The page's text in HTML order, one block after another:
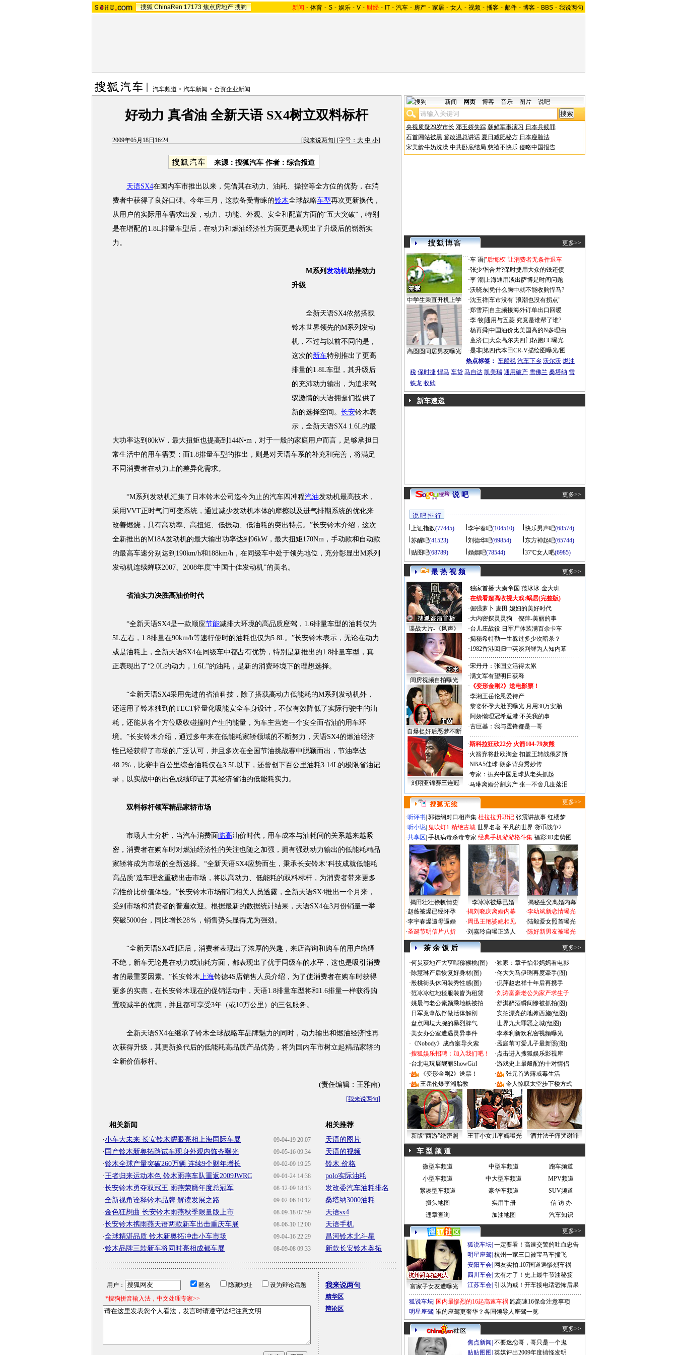
搜狐 ChinaRen 17173 焦点房地产 搜狗 新闻 - 体育 - S - 娱乐 - V - 财经 - IT - 汽车 - 房产 - 家居 - 女人 - 视频 - 播客 - 邮件 - 博客 - BBS - 我说两句
汽车频道 > 汽车新闻 > 合资企业新闻
好动力 真省油 全新天语 SX4树立双料标杆
2009年05月18日16:24 [我来说两句] [字号： 大 中 小]
来源： 搜狐汽车 作者：综合报道
天语SX4在国内车市推出以来，凭借其在动力、油耗、操控等全方位的优势，在消
费者中获得了良好口碑。今年三月，这款备受青睐的铃木全球战略车型再次更新换代，
从用户的实际用车需求出发，动力、功能、外观、安全和配置方面的“五大突破”，特别
是在增配的1.8L排量车型后，在动力和燃油经济性方面更是表现出了升级后的崭新实
力。
M系列 发动机助推动力
升级
全新天语SX4依然搭载
铃木世界领先的M系列发动
机，不过与以前不同的是，
这次的新车特别推出了更高
排量的1.8L车型，其升级后
的充沛动力输出，为追求驾
驭激情的天语拥趸们提供了
新的选择空间。 长安铃木表
示，全新天语SX4 1.6L的最
大功率达到80kW，最大扭矩也提高到144N•m，对于一般的家庭用户而言，足够承担日
常生活中的用车需要；而1.8排量车型的推出，则是对天语车系的补充和完善，将满足
不同消费者在动力上的差异化需求。
“M系列发动机汇集了日本铃木公司迄今为止的汽车四冲程汽油发动机最高技术，
采用VVT正时气门可变系统，通过减少发动机本体的摩擦以及进气排期系统的优化来
改善燃烧，具有高功率、高扭矩、低振动、低油耗的突出特点。”长安铃木介绍，这次
全新推出的M18A发动机的最大输出功率达到96kW，最大扭矩170Nm，手动款和自动款
的最高车速分别达到190km/h和188km/h，在同级车中处于领先地位，充分彰显出M系列
发动机连续蝉联2007、2008年度“中国十佳发动机”的美名。
省油实力决胜高油价时代
“全新天语SX4是一款顺应节能减排大环境的高品质座驾，1.6排量车型的油耗仅为
5L左右，1.8排量在90km/h等速行使时的油耗也仅为5.8L。”长安铃木表示，无论在动力
或是油耗上，全新天语SX4在同级车中都占有优势，特别是新推出的1.8排量车型，真
正表现出了“2.0L的动力，1.6L”的油耗，是新的消费环境下的理想选择。
“全新天语SX4采用先进的省油科技，除了搭载高动力低能耗的M系列发动机外，
还运用了铃木独到的TECT轻量化吸能安全车身设计，不仅有效降低了实际行驶中的油
耗，还能从各个方位吸收碰撞时产生的能量，为车主营造一个安全而省油的用车环
境。”长安铃木介绍，通过多年来在低能耗家轿领域的不断努力，天语SX4的燃油经济
性已经获得了市场的广泛认可，并且多次在全国节油挑战赛中脱颖而出，节油率达
48.2%，比赛中百公里综合油耗仅在3.5L以下，还曾创下百公里油耗3.14L的极限省油记
录，以实战中的出色成绩印证了其经济省油的低能耗实力。
双料标杆领军精品家轿市场
市场人士分析，当汽车消费面临高油价时代，用车成本与油耗间的关系越来越紧
密，消费者在购车时对燃油经济性的关注也随之加强，拥有强劲动力输出的低能耗精品
家轿将成为市场的全新选择。“全新天语SX4应势而生，秉承长安铃木‘科技成就低能耗
高品质’造车理念重磅出击市场，将以高动力、低能耗的双料标杆，为消费者带来更多
高性价比价值体验。”长安铃木市场部门相关人员透露，全新天语SX4推出一个月来，
受到市场和消费者的普遍欢迎。根据最新的数据统计结果，天语SX4在3月份销量一举
突破5000台，同比增长28％，销售势头显得尤为强劲。
“全新天语SX4到店后，消费者表现出了浓厚的兴趣，来店咨询和购车的用户络绎
不绝，新车无论是在动力或油耗方面，都表现出了优于同级车的水平，这也是吸引消费
者的最重要因素。”长安铃木上海铃德4S店销售人员介绍，为了使消费者在购车时获得
更多的实惠，在长安铃木现在的促销活动中，天语1.8排量车型将和1.6排量一样获得购
置税减半的优惠，并且都可享受3年（或10万公里）的三包服务。
全新天语SX4在继承了铃木全球战略车品牌魅力的同时，动力输出和燃油经济性再
次获得升级，其更新换代后的低能耗高品质产品优势，将为国内车市树立起精品家轿的
全新价值标杆。
(责任编辑：王雅南)
[我来说两句]
相关新闻
09-04-19 20:07
·小车大未来 长安铃木耀眼亮相上海国际车展
09-05-16 09:34
· 国产铃木新奥拓路试车现身外观内饰齐曝光
09-02-09 19:25
·铃木全球产量突破260万辆 连续9个财年增长
09-01-24 14:38
·王者归来运动本色 铃木雨燕车队重返2009JWRC
08-12-09 18:13
·长安铃木勇夺双冠王 雨燕荣膺年度总冠军
09-02-06 10:12
·全新视角诠释铃木品牌 解读发展之路
08-09-18 07:59
·金色狂想曲 长安铃木雨燕秋季限量版上市
08-06-10 12:00
·长安铃木携雨燕天语两款新车出击重庆车展
09-04-16 22:29
·全球精湛品质 铃木新奥拓冲击小车市场
08-09-08 09:33
·铃木品牌三款新车将同时亮相成都车展
相关推荐
天语的图片
天语的视频
铃木 价格
polo实际油耗
发改委汽车油耗排名
桑塔纳3000油耗
天语sx4
天语手机
昌河铃木北斗星
新款长安铃木奥拓
用户： 匿名 隐藏地址
设为辩论话题
*搜狗拼音输入法，中文处理专家>>
我来说两句
精华区
辩论区
新闻 网页 博客 音乐 图片 说吧
央视质疑29岁市长 邓玉娇失踪 朝鲜军事演习 日本兵赎罪
石首网站被黑 篡改温总讲话 夏日减肥秘方 日本瘦脸法
宋美龄牛奶洗澡 中共卧底结局 慈禧不快乐 侵略中国报告
更多>>
中学生乘直升机上学
高圆圆同居男友曝光
·车 语|"后悔权"让消费者无条件退车
·张少华|合并?保时捷用大众的钱还债
·李 潮 上海通用淡出萨博是时间问题
·沃晓东|凭什么腾中就不能收购悍马?
·沈玉祥|车市没有"浪潮也没有拐点"
·郑雪芹| 自主频接海外订单出口回暖
·李 牧|通用与五菱 究竟是谁帮了谁?
·杨再舜|中国油价比美国高的N多理由
·童济仁|大众高尔夫四门轿跑CC曝光
·是非|第四代本田CR-V描绘图曝光/图
热点标签： 车船税 汽车下乡 沃尔沃 燃油
税 保时捷 悍马 车贷 马自达 凯美瑞 通用破产 雪佛兰 桑塔纳 雪
铁龙 收购
新车速递
说 吧 更多>>
说 吧 排 行
上证指数(77445) 李宇春吧(104510) 快乐男声吧(68574)
苏醒吧(41523) 刘德华吧(69854) 东方神起吧(65744)
贴图吧(68789) 婚姻吧(78544) 37℃女人吧(6985)
最 热 视 频 更多>>
谍战大片-《风声》
闺房视频自拍曝光
自爆捉奸后恶梦不断
·独家首播:大秦帝国 范冰冰-金大班
·在线看超高收视大戏:蜗居(完整版)
·倔强萝卜 麦田 媳妇的美好时代
·大内密探灵灵狗
倪萍-美丽的事
·台儿庄战役 日军尸体装满百余卡车
·揭秘希特勒一生躲过多少次暗杀？
·1982香港回归中英谈判鲜为人知内幕
·宋丹丹：张国立活得太累
·满文军有望明日获释
· 《变形金刚2》送电影票！
·李湘王岳伦恩爱待产
·黎姿怀孕大肚照曝光 月用30万安胎
·阿娇懒理冠希返港:不关我的事
·古巨基：我与霆锋都是一哥
刘翔亚锦赛三连冠
·斯科拉狂砍22分 火箭104-79灰熊
·火箭弃将赴欧淘金 扣篮王转战俄罗斯
·NBA5佳球-朗多背身秀妙传
·专家：振兴中国足球从老头抓起
·马琳离婚分割房产 张一不舍几度落泪
更多>>
·听评书 郭德纲对口相声集 杜拉拉升职记 张震讲故事 红楼梦
·听小说 鬼吹灯1-精绝古城 世界名著 平凡的世界 货币战争2
·共享区 手机病毒杀毒专家 经典手机游游格斗集 福彩3D走势图
揭田壮壮徐帆情史 李冰冰被爆已婚
揭秘生父离婚内幕
·赵薇被爆已经怀孕
·李宇春爆遭母逼婚
·圣诞节明信片八折
·揭刘晓庆离婚内幕
·周迅王艳婆媳相见
·刘嘉玲自曝正造人
·李幼斌新恋情曝光
·陆毅爱女照首曝光
·陈好新男友被曝光
茶 余 饭 后 更多>>
·何炅获地产大亨喂猕猴桃(图) ·独家：章子怡带妈妈看电影
·陈慧琳产后恢复好身材(图) ·佟大为马伊琍再度牵手(图)
·殷桃街头休闲装秀性感(图) ·倪萍赵忠祥十年后再携手
·范冰冰红地毯服装皆为租赁 ·刘涛富豪老公为家产求生子
·姚晨与老公素颜乘地铁被拍 ·舒淇醉酒瞬间惨被抓拍(图)
· 日军竟拿战俘做活体解剖 ·实拍漂亮的地摊西施(组图)
·盘点网坛大腕的暴烈脾气 ·世界九大罪恶之城(组图)
·美女办公室遭遇灵异事件 ·李孝利新欢私密视频曝光
· 《Nobody》成命案导火索 ·孟庭苇可爱儿子最新照(图)
·搜狐娱乐招聘：加入我们吧！ ·点击进入搜狐娱乐影视库
·台北电玩展靓丽ShowGirl ·游戏史上最般配的十对情侣
·
《变形金刚2》送票！ ·
张元首透露戒毒生活
·
王岳伦爆李湘胎教 · 令人惊叹太空步下楼方式
新版“西游”绝密照 王菲小女儿李嫣曝光 酒井法子痛哭谢罪
车 型 频 道
微型车频道 中型车频道
跑车频道
小型车频道
中大型车频道
MPV频道
紧凑型车频道
豪华车频道
SUV频道
摄头地图
实用手册
信 访 办
违章查询
加油地图 汽车知识
更多>>
富家子女友遭曝光
狐说车坛 一定要看！高速交警的吐血忠告
明星座驾 杭州一家三口被宝马车撞飞
安阳车会 网友实拍:107国道遇惨烈车祸
四川车会 太有才了！史上最牛节油秘笈
江苏车会 引以为戒！开车接电话恐怖后果
狐说车坛 国内最惨烈的16起高速车祸 跑高速16保命注意事项
明星座驾 谁的座驾更奢华？各国领导人座驾一览
更多>>
焦点新闻 不要迷恋哥，哥只是一个鬼
贴贴图图 英媒评出2009年度搞怪发明